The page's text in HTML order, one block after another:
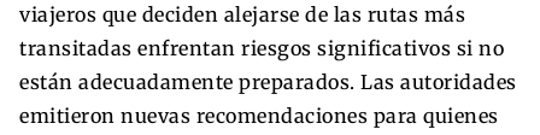
viajeros que deciden alejarse de las rutas más
transitadas enfrentan riesgos significativos si no
están adecuadamente preparados. Las autoridades
emitieron nuevas recomendaciones para quienes